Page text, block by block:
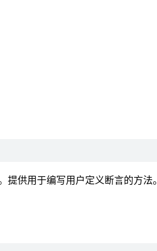
供用于编写​​用户定义断言的方法。